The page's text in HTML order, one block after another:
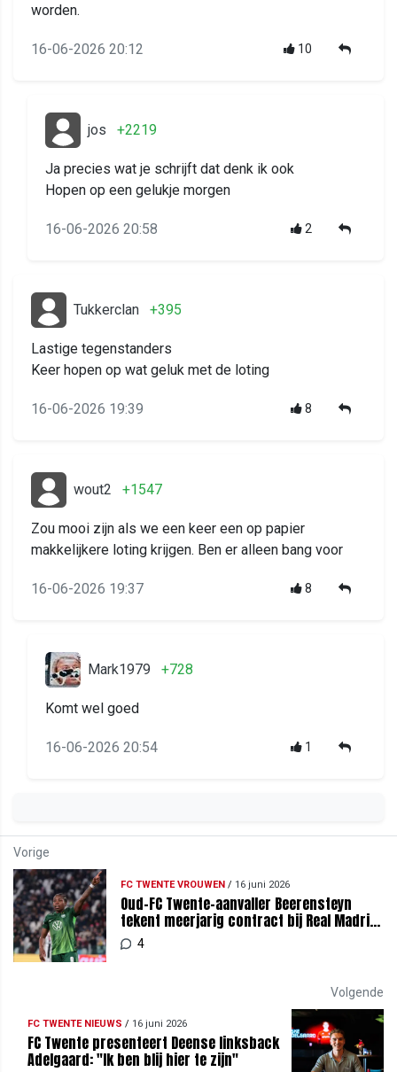
worden.
16-06-2026 20:12 10
jos +2219
Ja precies wat je schrijft dat denk ik ook
Hopen op een gelukje morgen
16-06-2026 20:58 2
Tukkerclan +395
Lastige tegenstanders
Keer hopen op wat geluk met de loting
16-06-2026 19:39 8
wout2 +1547
Zou mooi zijn als we een keer een op papier
makkelijkere loting krijgen. Ben er alleen bang voor
16-06-2026 19:37 8
Mark1979 +728
Komt wel goed
16-06-2026 20:54 1
Vorige
FC TWENTE VROUWEN/ 16 juni 2026
Oud-FC Twente-aanvaller Beerensteyn
tekent meerjarig contract bij Real Madrid
(v) 4
Volgende
FC TWENTE NIEUWS / 16 juni 2026
FC Twente presenteert Deense linksback
Adelgaard: "Ik ben blij hier te zijn"